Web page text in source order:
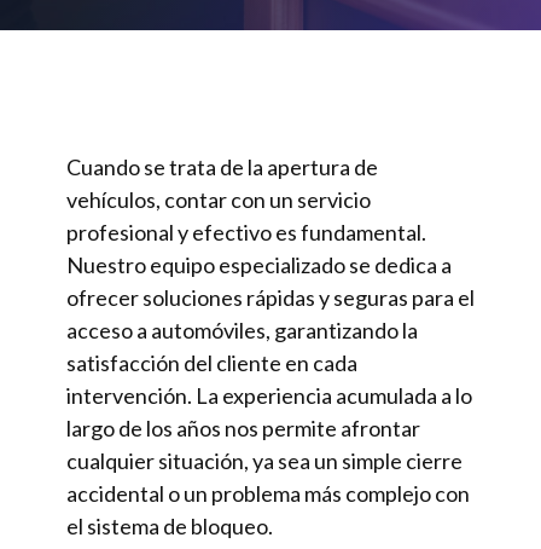
Cuando se trata de la apertura de
vehículos, contar con un servicio
profesional y efectivo es fundamental.
Nuestro equipo especializado se dedica a
ofrecer soluciones rápidas y seguras para el
acceso a automóviles, garantizando la
satisfacción del cliente en cada
intervención. La experiencia acumulada a lo
largo de los años nos permite afrontar
cualquier situación, ya sea un simple cierre
accidental o un problema más complejo con
el sistema de bloqueo.